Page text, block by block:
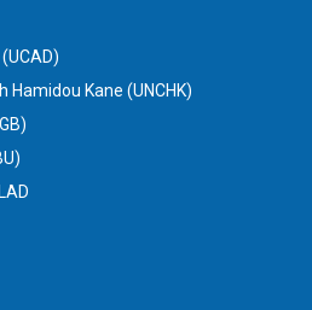
Hamidou Kane (UNCHK)